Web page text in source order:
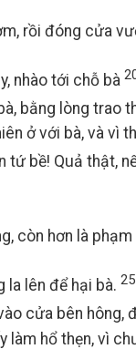
rồi đóng cửa
nhào tới chỗ bà
bằng lòng trao
ở với bà, và vì
tứ bề! Quả thật,
còn hơn là
la lên để hại bà. 25
cửa bên hông,
hổ thẹn, vì